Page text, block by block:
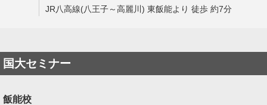
JR八高線(八王子～高麗川) 東飯能より 徒歩 約7分
国大セミナー
飯能校